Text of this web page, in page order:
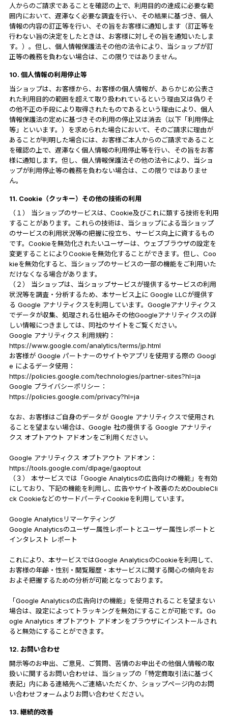
人からのご請求であることを確認の上で、利用目的の達成に必要な範
囲内において、遅滞なく必要な調査を行い、その結果に基づき、個人
情報の内容の訂正等を行い、その旨をお客様に通知します（訂正等を
行わない旨の決定をしたときは、お客様に対しその旨を通知いたしま
す。）。但し、個人情報保護法その他の法令により、当ショップが訂
正等の義務を負わない場合は、この限りではありません。
10. 個人情報の利用停止等
当ショップは、お客様から、お客様の個人情報が、あらかじめ公表さ
れた利用目的の範囲を超えて取り扱われているという理由又は偽りそ
の他不正の手段により取得されたものであるという理由により、個人
情報保護法の定めに基づきその利用の停止又は消去（以下「利用停止
等」といいます。）を求められた場合において、そのご請求に理由が
あることが判明した場合には、お客様ご本人からのご請求であること
を確認の上で、遅滞なく個人情報の利用停止等を行い、その旨をお客
様に通知します。但し、個人情報保護法その他の法令により、当ショ
ップが利用停止等の義務を負わない場合は、この限りではありませ
ん。
11. Cookie（クッキー）その他の技術の利用
（１） 当ショップのサービスは、Cookie及びこれに類する技術を利用
することがあります。これらの技術は、当ショップによる当ショップ
のサービスの利用状況等の把握に役立ち、サービス向上に資するもの
です。Cookieを無効化されたいユーザーは、ウェブブラウザの設定を
変更することによりCookieを無効化することができます。但し、Coo
kieを無効化すると、当ショップのサービスの一部の機能をご利用いた
だけなくなる場合があります。
（２） 当ショップは、当ショップサービスが提供するサービスの利用
状況等を調査・分析するため、本サービス上に Google LLCが提供す
る Google アナリティクスを利用しています。Googleアナリティクス
でデータが収集、処理される仕組みその他Googleアナリティクスの詳
しい情報につきましては、同社のサイトをご覧ください。
Google アナリティクス 利用規約：
https://www.google.com/analytics/terms/jp.html
お客様が Google パートナーのサイトやアプリを使用する際の Googl
e によるデータ使用：
https://policies.google.com/technologies/partner-sites?hl=ja
Google プライバシーポリシー：
https://policies.google.com/privacy?hl=ja
なお、お客様はご自身のデータが Google アナリティクスで使用され
ることを望まない場合は、Google 社の提供する Google アナリティ
クス オプトアウト アドオンをご利用ください。
Google アナリティクス オプトアウト アドオン：
https://tools.google.com/dlpage/gaoptout
（３） 本サービスでは「Google Analyticsの広告向けの機能」を有効
にしており、下記の機能を利用し、広告やサイト改善のためDoubleCli
ck CookieなどのサードパーティCookieを利用しています。
Google Analyticsリマーケティング
Google Analyticsのユーザー属性レポートとユーザー属性レポートと
インタレスト レポート
これにより、本サービスではGoogle AnalyticsのCookieを利用して、
お客様の年齢・性別・閲覧履歴・本サービスに関する関心の傾向をお
およそ把握するための分析が可能となっております。
「Google Analyticsの広告向けの機能」を使用されることを望まない
場合は、設定によってトラッキングを無効にすることが可能です。Go
ogle Analytics オプトアウト アドオンをブラウザにインストールされ
ると無効にすることができます。
12. お問い合わせ
開示等のお申出、ご意見、ご質問、苦情のお申出その他個人情報の取
扱いに関するお問い合わせは、当ショップの「特定商取引法に基づく
表記」内にある連絡先へご連絡いただくか、ショップページ内のお問
い合わせフォームよりお問い合わせください。
13. 継続的改善